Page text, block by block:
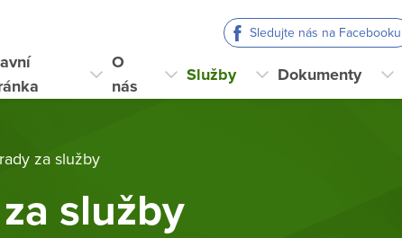
Sledujte nás na Facebooku
O
nás
Služby Dokumenty
za služby
služby